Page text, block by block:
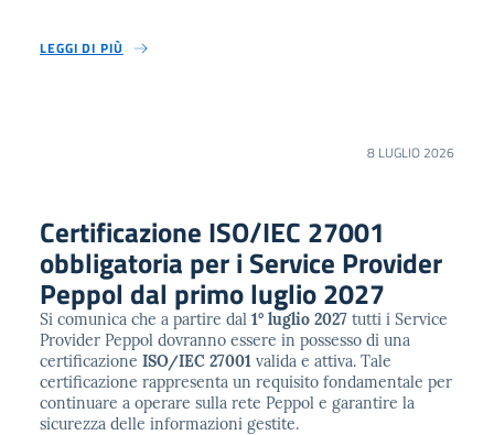
LEGGI DI PIÙ
8 LUGLIO 2026
Certificazione ISO/IEC 27001
obbligatoria per i Service Provider
Peppol dal primo luglio 2027
Si comunica che a partire dal 1° luglio 2027 tutti i Service
Provider Peppol dovranno essere in possesso di una
certificazione ISO/IEC 27001 valida e attiva. Tale
certificazione rappresenta un requisito fondamentale per
continuare a operare sulla rete Peppol e garantire la
sicurezza delle informazioni gestite.